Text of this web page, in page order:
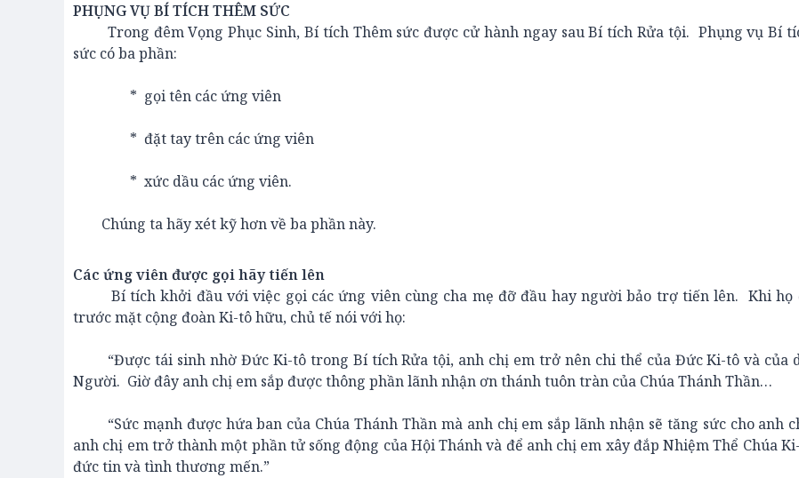
PHỤNG VỤ BÍ TÍCH THÊM SỨC
Trong đêm Vọng Phục Sinh, Bí tích Thêm sức được cử hành ngay sau Bí tích Rửa tội. Phụng vụ Bí
sức có ba phần:
* gọi tên các ứng viên
* đặt tay trên các ứng viên
* xức dầu các ứng viên.
Chúng ta hãy xét kỹ hơn về ba phần này.
Các ứng viên được gọi hãy tiến lên
Bí tích khởi đầu với việc gọi các ứng viên cùng cha mẹ đỡ đầu hay người bảo trợ tiến lên. Khi họ
trước mặt cộng đoàn Ki-tô hữu, chủ tế nói với họ:
“Được tái sinh nhờ Đức Ki-tô trong Bí tích Rửa tội, anh chị em trở nên chi thể của Đức Ki-tô và của
Người. Giờ đây anh chị em sắp được thông phần lãnh nhận ơn thánh tuôn tràn của Chúa Thánh Thần…
“Sức mạnh được hứa ban của Chúa Thánh Thần mà anh chị em sắp lãnh nhận sẽ tăng sức cho anh
anh chị em trở thành một phần tử sống động của Hội Thánh và để anh chị em xây đắp Nhiệm Thể Chúa
đức tin và tình thương mến.”